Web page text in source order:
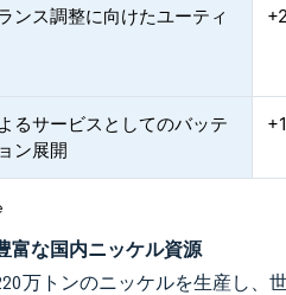
ンス調整に向けたユーティ
るサービスとしてのバッテ
ン展開
富な国内ニッケル資源
万トンのニッケルを生産し、